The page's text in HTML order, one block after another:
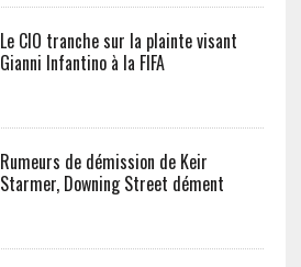
Le CIO tranche sur la plainte visant
Gianni Infantino à la FIFA
Rumeurs de démission de Keir
Starmer, Downing Street dément